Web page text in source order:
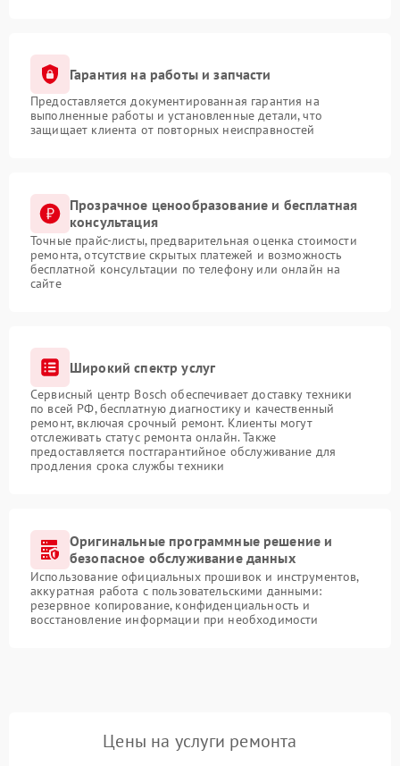
Гарантия на работы и запчасти
Предоставляется документированная гарантия на
выполненные работы и установленные детали, что
защищает клиента от повторных неисправностей
Прозрачное ценообразование и бесплатная
консультация
Точные прайс-листы, предварительная оценка стоимости
ремонта, отсутствие скрытых платежей и возможность
бесплатной консультации по телефону или онлайн на
сайте
Широкий спектр услуг
Сервисный центр Bosch обеспечивает доставку техники
по всей РФ, бесплатную диагностику и качественный
ремонт, включая срочный ремонт. Клиенты могут
отслеживать статус ремонта онлайн. Также
предоставляется постгарантийное обслуживание для
продления срока службы техники
Оригинальные программные решение и
безопасное обслуживание данных
Использование официальных прошивок и инструментов,
аккуратная работа с пользовательскими данными:
резервное копирование, конфиденциальность и
восстановление информации при необходимости
Цены на услуги ремонта